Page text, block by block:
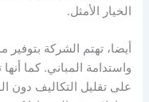
الخيار الأمثل.
أيضا، تهتم الشركة
واستدامة المباني. كما
على تقليل التكاليف